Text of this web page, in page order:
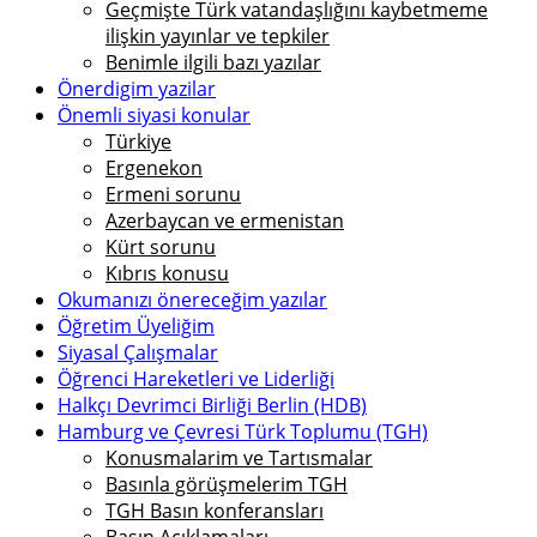
Geçmişte Türk vatandaşlığını kaybetmeme
ilişkin yayınlar ve tepkiler
Benimle ilgili bazı yazılar
Önerdigim yazilar
Önemli siyasi konular
Türkiye
Ergenekon
Ermeni sorunu
Azerbaycan ve ermenistan
Kürt sorunu
Kıbrıs konusu
Okumanızı önereceğim yazılar
Öğretim Üyeliğim
Siyasal Çalışmalar
Öğrenci Hareketleri ve Liderliği
Halkçı Devrimci Birliği Berlin (HDB)
Hamburg ve Çevresi Türk Toplumu (TGH)
Konusmalarim ve Tartısmalar
Basınla görüşmelerim TGH
TGH Basın konferansları